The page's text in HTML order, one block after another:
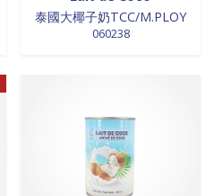
泰國大椰子奶TCC/M.PLOY
060238